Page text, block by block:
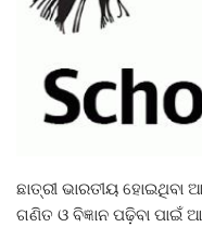
ଛାତ୍ରୀ ଭାରତୀୟ
ଗଣିତ ଓ ବିଜ୍ଞାନ ପଢ଼ିବା ପାଇଁ